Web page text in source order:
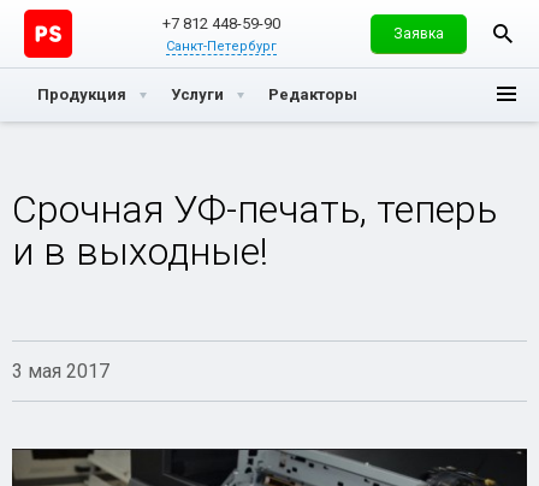
+7 812 448-59-90
Санкт-Петербург
Заявка
Продукция Услуги Редакторы
Срочная УФ-печать, теперь
и в выходные!
3 мая 2017